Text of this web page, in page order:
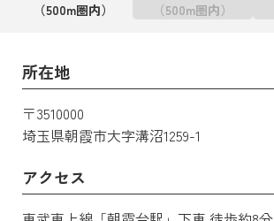
（500m圏内） （500m圏内）
所在地
〒3510000
埼玉県朝霞市大字溝沼1259-1
アクセス